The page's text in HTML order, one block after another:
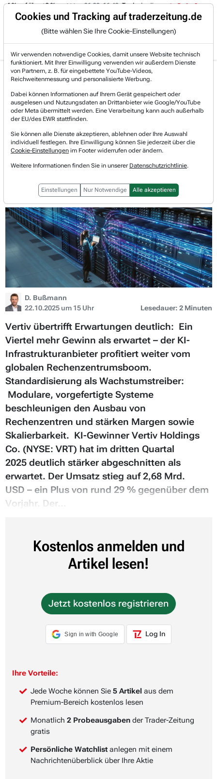
Trading-Room
% auf über +3 %. 06.08. 16:49 Trade des Tages 06.08.
Gratis Account Login
Jetzt registrieren und gratis Artikel lesen.
Bereits bei TraderFox registriert? Jetzt anmelden!
Home
Lists & Rankings
Top-Wachstumsaktien-Umsatz-und-Gewinn
Vertiv überrascht mit starken Quartalszahlen – ...
Vertiv Holdings Watchlist
Vertiv überrascht mit starken
weiter unterschätzt
D. Bußmann
22.10.2025 um 15 Uhr
Lesedauer: 2 Minuten
Vertiv übertrifft Erwartungen deutlich: Ein
Viertel mehr Gewinn als erwartet – der KI-
Infrastrukturanbieter profitiert weiter vom
globalen Rechenzentrumsboom.
Standardisierung als Wachstumstreiber:
Modulare, vorgefertigte Systeme
beschleunigen den Ausbau von
Rechenzentren und stärken Margen sowie
Skalierbarkeit. KI-Gewinner Vertiv Holdings
Co. (NYSE: VRT) hat im dritten Quartal
2025 deutlich stärker abgeschnitten als
erwartet. Der Umsatz stieg auf 2,68 Mrd.
USD – ein Plus von rund 29 % gegenüber dem
Vorjahr. Der...
Kostenlos anmelden und
Artikel lesen!
Jetzt kostenlos registrieren
Sign in with Google Log In
Ihre Vorteile:
Jede Woche können Sie 5 Artikel aus dem
Premium-Bereich kostenlos lesen
Monatlich 2 Probeausgaben der Trader-Zeitung
gratis
Persönliche Watchlist anlegen mit einem
Nachrichtenüberblick über Ihre Aktie
Cookies und Tracking auf traderzeitung.de
(Bitte wählen Sie Ihre Cookie-Einstellungen)
Wir verwenden notwendige Cookies, damit unsere Website technisch
funktioniert. Mit Ihrer Einwilligung verwenden wir außerdem Dienste
von Partnern, z. B. für eingebettete YouTube-Videos,
Reichweitenmessung und personalisierte Werbung.
Dabei können Informationen auf Ihrem Gerät gespeichert oder
ausgelesen und Nutzungsdaten an Drittanbieter wie Google/YouTube
oder Meta übermittelt werden. Eine Verarbeitung kann auch außerhalb
der EU/des EWR stattfinden.
Sie können alle Dienste akzeptieren, ablehnen oder Ihre Auswahl
individuell festlegen. Ihre Einwilligung können Sie jederzeit über die
Cookie-Einstellungen im Footer widerrufen oder ändern.
Weitere Informationen finden Sie in unserer Datenschutzrichtlinie.
Einstellungen Nur Notwendige Alle akzeptieren